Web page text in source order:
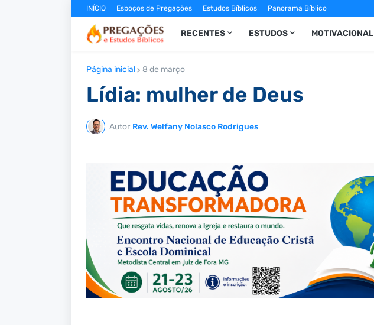
INÍCIO Esboços de Pregações Estudos Bíblicos Panorama Bíblico
RECENTES ESTUDOS MOTIVACIONAL
Página inicial 8 de março
Lídia: mulher de Deus
Autor Rev. Welfany Nolasco Rodrigues